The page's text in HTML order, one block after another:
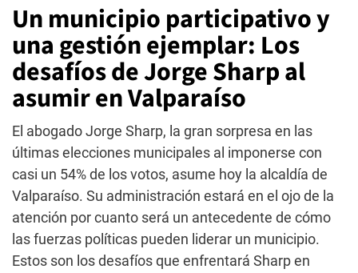
Un municipio participativo y
una gestión ejemplar: Los
desafíos de Jorge Sharp al
asumir en Valparaíso
El abogado Jorge Sharp, la gran sorpresa en las
últimas elecciones municipales al imponerse con
casi un 54% de los votos, asume hoy la alcaldía de
Valparaíso. Su administración estará en el ojo de la
atención por cuanto será un antecedente de cómo
las fuerzas políticas pueden liderar un municipio.
Estos son los desafíos que enfrentará Sharp en